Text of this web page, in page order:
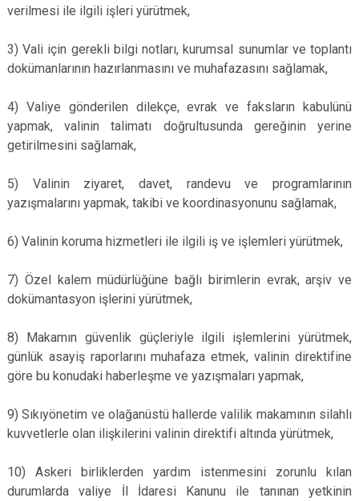
verilmesi ile ilgili işleri yürütmek,
3) Vali için gerekli bilgi notları, kurumsal sunumlar ve toplantı
dokümanlarının hazırlanmasını ve muhafazasını sağlamak,
4) Valiye gönderilen dilekçe, evrak ve faksların kabulünü
yapmak, valinin talimatı doğrultusunda gereğinin yerine
getirilmesini sağlamak,
5) Valinin ziyaret, davet, randevu ve programlarının
yazışmalarını yapmak, takibi ve koordinasyonunu sağlamak,
6) Valinin koruma hizmetleri ile ilgili iş ve işlemleri yürütmek,
7) Özel kalem müdürlüğüne bağlı birimlerin evrak, arşiv ve
dokümantasyon işlerini yürütmek,
8) Makamın güvenlik güçleriyle ilgili işlemlerini yürütmek,
günlük asayiş raporlarını muhafaza etmek, valinin direktifine
göre bu konudaki haberleşme ve yazışmaları yapmak,
9) Sıkıyönetim ve olağanüstü hallerde valilik makamının silahlı
kuvvetlerle olan ilişkilerini valinin direktifi altında yürütmek,
10) Askeri birliklerden yardım istenmesini zorunlu kılan
durumlarda valiye İl İdaresi Kanunu ile tanınan yetkinin